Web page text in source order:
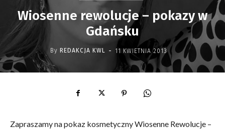
Wiosenne rewolucje – pokazy w
Gdańsku
By REDAKCJA KWL - 11 KWIETNIA 2013
Zapraszamy na pokaz kosmetyczny Wiosenne Rewolucje –